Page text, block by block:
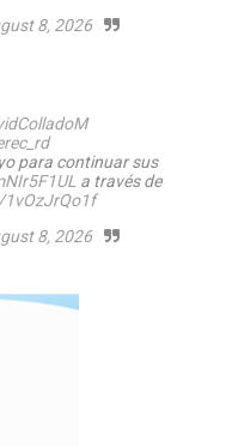
8, 2026
para continuar sus
a través de
8, 2026